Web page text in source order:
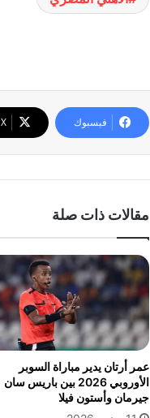
فيسبوك ‫X
مقالات ذات صلة
عمر أرتان يدير مباراة السوبر
الأوروبي 2026 بين باريس سان
جيرمان وأستون فيلا